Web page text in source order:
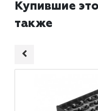
Купившие
также